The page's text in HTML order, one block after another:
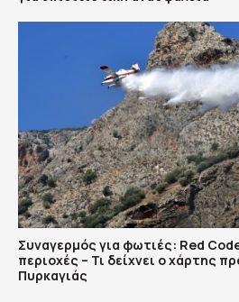
Συναγερμός για φωτιές: Red
περιοχές – Τι δείχνει ο χάρτης
Πυρκαγιάς